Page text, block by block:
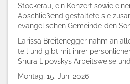
Stockerau, ein Konzert sowie
Abschließend gestaltete sie
evangelischen Gemeinde den
Larissa Breitenegger nahm an
teil und gibt mit ihrer
Shura Lipovskys Arbeitsweise
Montag, 15. Juni 2026